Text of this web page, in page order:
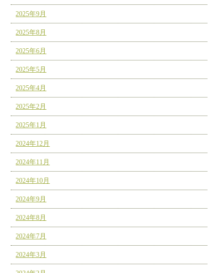
2025年9月
2025年8月
2025年6月
2025年5月
2025年4月
2025年2月
2025年1月
2024年12月
2024年11月
2024年10月
2024年9月
2024年8月
2024年7月
2024年3月